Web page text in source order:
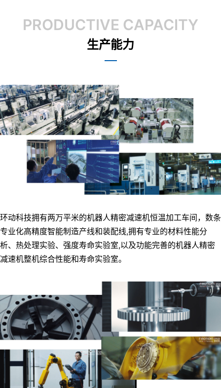
PRODUCTIVE CAPACITY
生产能力
环动科技拥有两万平米的机器人精密减速机恒温加工车间，数条
专业化高精度智能制造产线和装配线,拥有专业的材料性能分
析、热处理实验、强度寿命实验室,以及功能完善的机器人精密
减速机整机综合性能和寿命实验室。